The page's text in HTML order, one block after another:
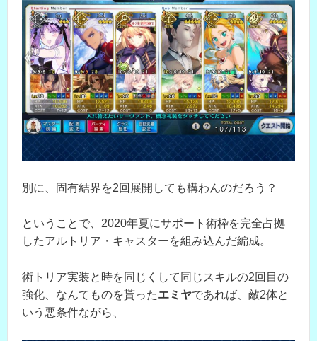
別に、固有結界を2回展開しても構わんのだろう？
ということで、2020年夏にサポート術枠を完全占拠
したアルトリア・キャスターを組み込んだ編成。
術トリア実装と時を同じくして同じスキルの2回目の
強化、なんてものを貰ったエミヤであれば、敵2体と
いう悪条件ながら、